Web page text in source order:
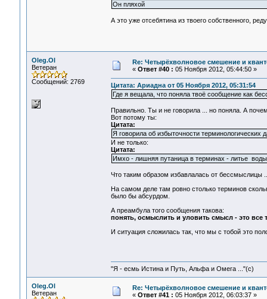
Он пляхой
А это уже отсебятина из твоего собственного,
Oleg.Ol
Ветеран
Сообщений: 2769
Re: Четырёхволновое смешение и
« Ответ #40 : 05 Ноября 2012, 05:44:50 »
Цитата: Ариадна от 05 Ноября 2012, 05:31:54
Где я вещала, что поняла твоё сообщение как
Правильно. Ты и не говорила ... но поняла. А
Вот потому ты:
Цитата:
Я говорила об избыточности терминологических
И не только:
Цитата:
Имхо - лишняя путаница в терминах - литье
Что таким образом избавлалась от бессмыслицы
На самом деле там ровно столько терминов
было бы абсурдом.
А преамбула того сообщения такова:
понять, осмыслить и уловить смысл - это все
И ситуация сложилась так, что мы с тобой это
"Я - есмь Истина и Путь, Альфа и Омега ..."(с)
Oleg.Ol
Ветеран
Re: Четырёхволновое смешение и
« Ответ #41 : 05 Ноября 2012, 06:03:37 »